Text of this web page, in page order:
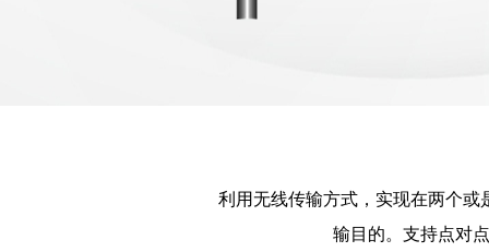
利用无线传输方式，实现在两个
输目的。支持点对